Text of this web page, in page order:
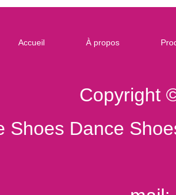
Accueil À propos
Copyright
Shoes Dance